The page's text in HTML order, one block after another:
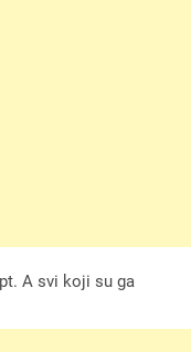
A svi koji su ga